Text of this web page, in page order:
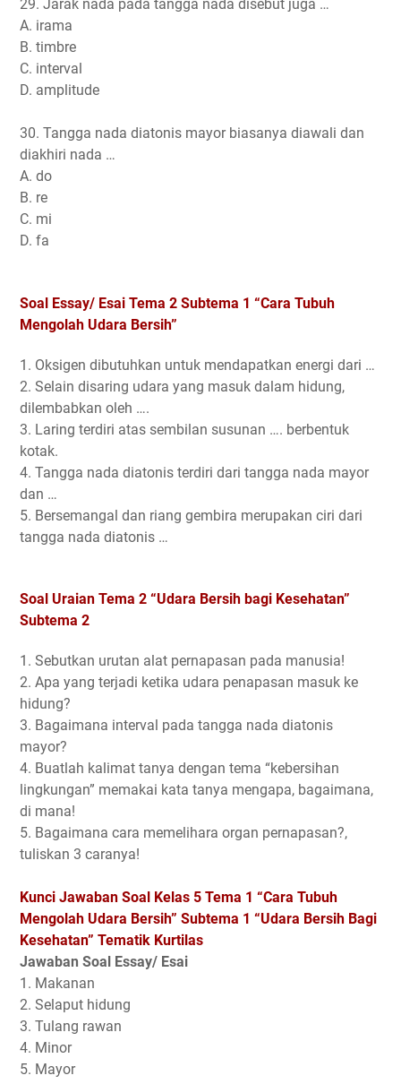
29. Jarak nada pada tangga nada disebut juga …
A. irama
B. timbre
C. interval
D. amplitude
30. Tangga nada diatonis mayor biasanya diawali dan
diakhiri nada …
A. do
B. re
C. mi
D. fa
Soal Essay/ Esai Tema 2 Subtema 1 “Cara Tubuh
Mengolah Udara Bersih”
1. Oksigen dibutuhkan untuk mendapatkan energi dari …
2. Selain disaring udara yang masuk dalam hidung,
dilembabkan oleh ….
3. Laring terdiri atas sembilan susunan …. berbentuk
kotak.
4. Tangga nada diatonis terdiri dari tangga nada mayor
dan …
5. Bersemangal dan riang gembira merupakan ciri dari
tangga nada diatonis …
Soal Uraian Tema 2 “Udara Bersih bagi Kesehatan”
Subtema 2
1. Sebutkan urutan alat pernapasan pada manusia!
2. Apa yang terjadi ketika udara penapasan masuk ke
hidung?
3. Bagaimana interval pada tangga nada diatonis
mayor?
4. Buatlah kalimat tanya dengan tema “kebersihan
lingkungan” memakai kata tanya mengapa, bagaimana,
di mana!
5. Bagaimana cara memelihara organ pernapasan?,
tuliskan 3 caranya!
Kunci Jawaban Soal Kelas 5 Tema 1 “Cara Tubuh
Mengolah Udara Bersih” Subtema 1 “Udara Bersih Bagi
Kesehatan” Tematik Kurtilas
Jawaban Soal Essay/ Esai
1. Makanan
2. Selaput hidung
3. Tulang rawan
4. Minor
5. Mayor